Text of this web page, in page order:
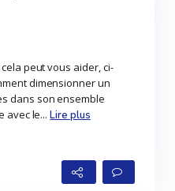
peut vous aider, ci-
dimensionner un
dans son ensemble
avec le...Lire plus